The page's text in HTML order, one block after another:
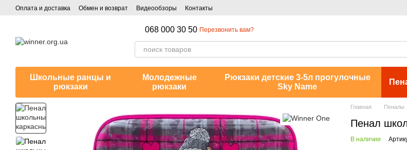
Перейти к основному контенту
Оплата и доставка Обмен и возврат Видеообзоры Контакты
068 000 30 50 Перезвонить вам?
Школьные ранцы и
рюкзаки
Молодежные
рюкзаки
Рюкзаки детские 3-5л прогулочные
Sky Name
Главная Пеналы
Пенал
В наличии